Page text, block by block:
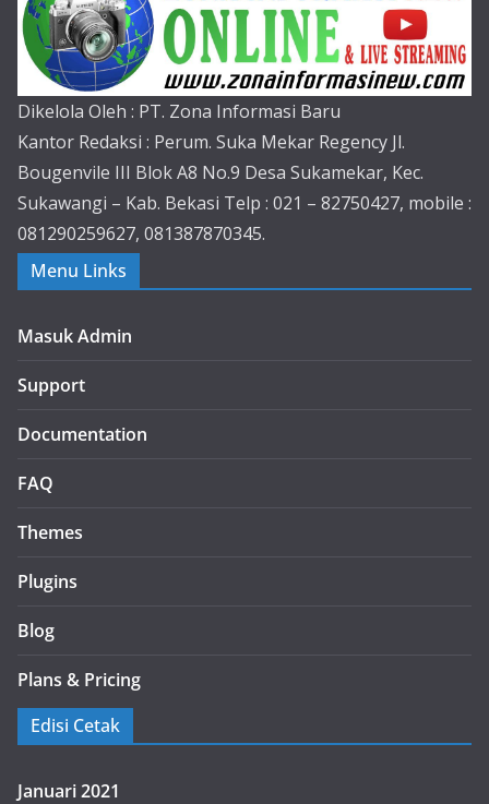
Dikelola Oleh : PT. Zona Informasi Baru
Kantor Redaksi : Perum. Suka Mekar Regency Jl.
Bougenvile III Blok A8 No.9 Desa Sukamekar, Kec.
Sukawangi – Kab. Bekasi Telp : 021 – 82750427, mobile :
081290259627, 081387870345.
Menu Links
Masuk Admin
Support
Documentation
FAQ
Themes
Plugins
Blog
Plans & Pricing
Edisi Cetak
Januari 2021